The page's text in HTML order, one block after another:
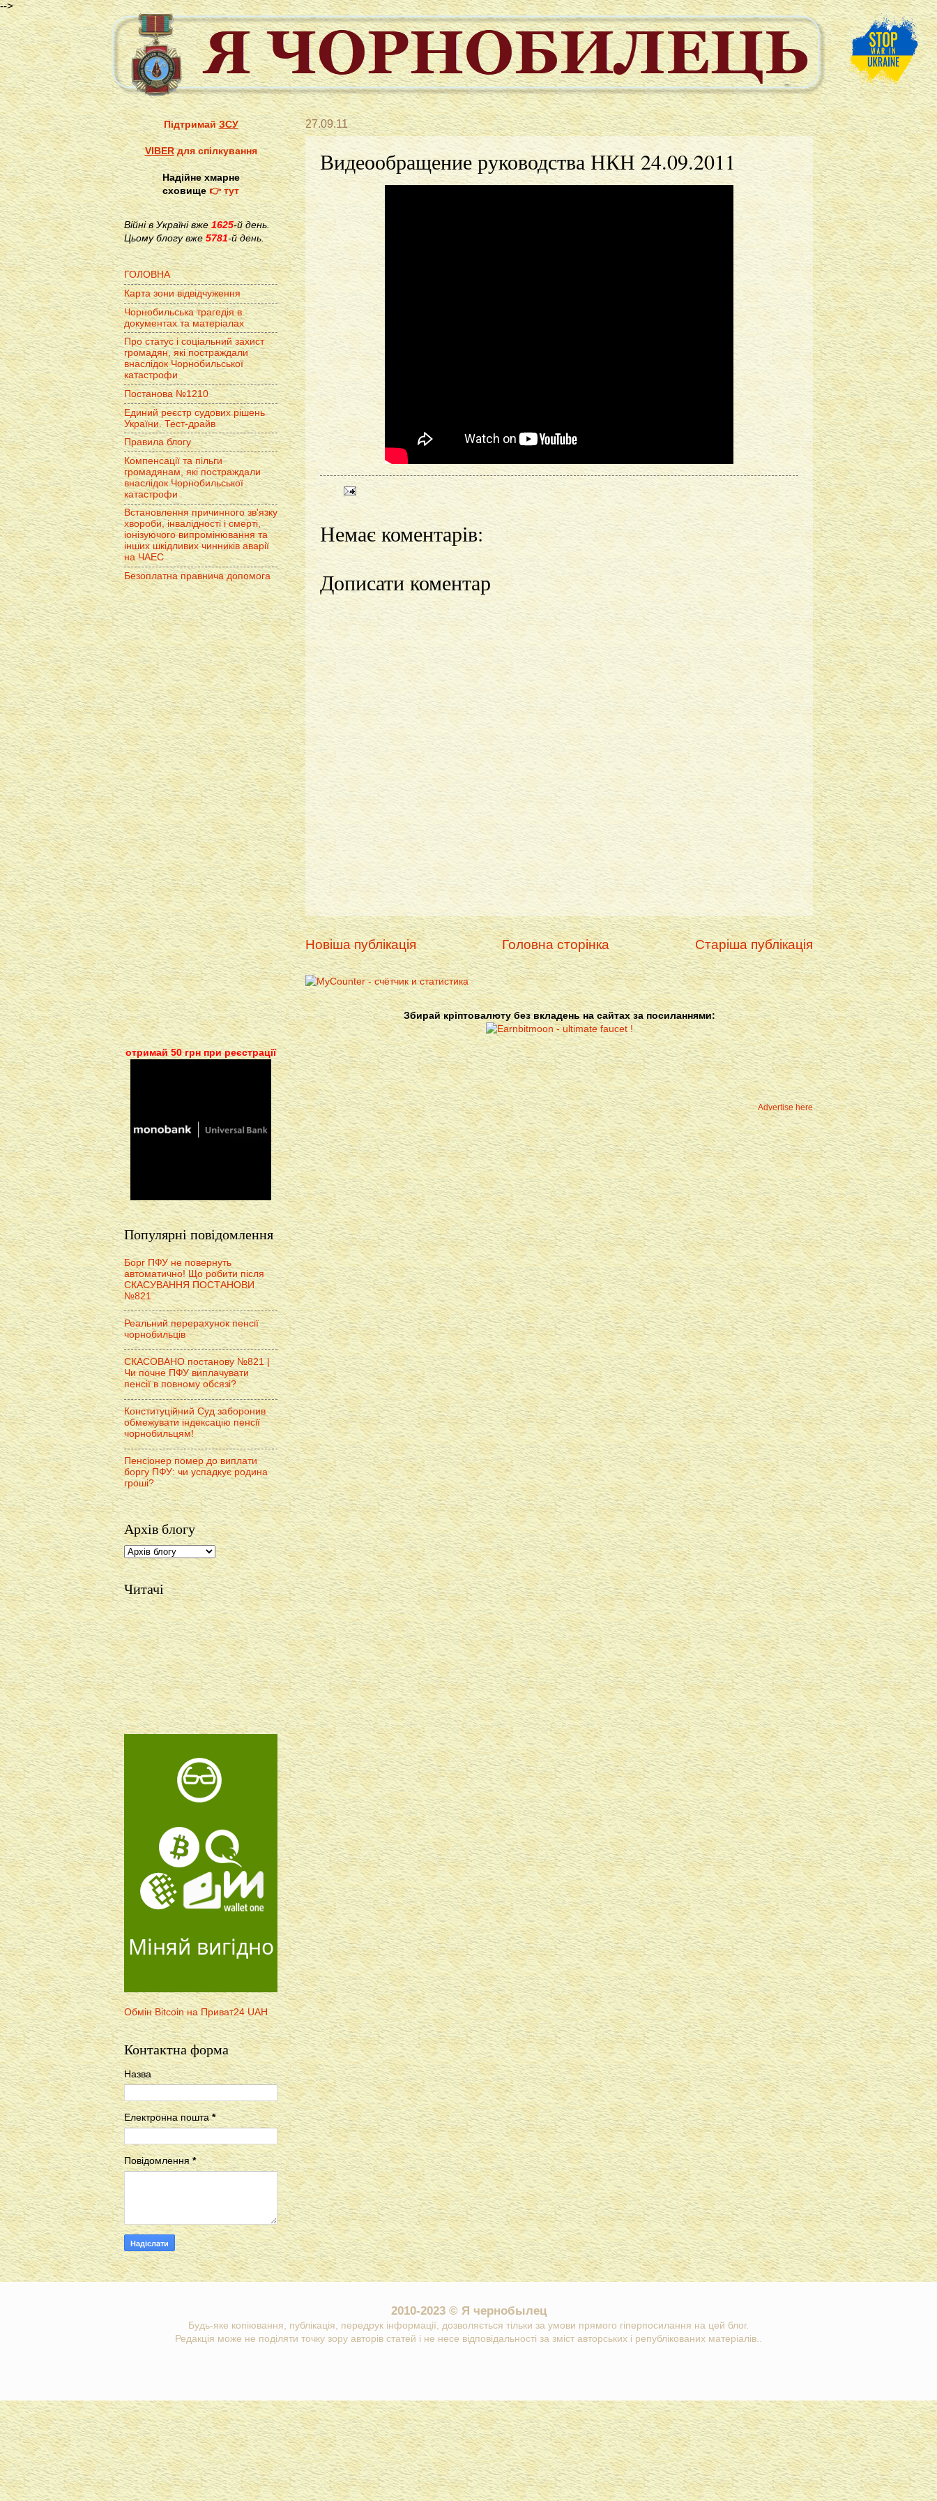
-->
27.09.11
Видеообращение руководства НКН 24.09.2011
Немає коментарів:
Дописати коментар
Новіша публікація Старіша публікація
Головна сторінка
Збирай кріптовалюту без вкладень на сайтах за посиланнями:
Advertise here
ПідтримайЗСУ
VIBERдля спілкування
Надійне хмарне
сховище👉 тут
Війні в Україні вже1625-й день.
Цьому блогу вже 5781-й день.
ГОЛОВНА
Карта зони відвідчуження
Чорнобильська трагедія в
документах та матеріалах
Про статус і соціальний захист
громадян, які постраждали
внаслідок Чорнобильської
катастрофи
Постанова №1210
Единий реєстр судових рішень
України. Тест-драйв
Правила блогу
Компенсації та пільги
громадянам, які постраждали
внаслідок Чорнобильської
катастрофи
Встановлення причинного зв'язку
хвороби, інвалідності і смерті,
іонізуючого випромінювання та
інших шкідливих чинників аварії
на ЧАЕС
Безоплатна правнича допомога
отримай 50 грн при реєстрації
Популярні повідомлення
Борг ПФУ не повернуть
автоматично! Що робити після
СКАСУВАННЯ ПОСТАНОВИ
№821
Реальний перерахунок пенсії
чорнобильців
СКАСОВАНО постанову №821 |
Чи почне ПФУ виплачувати
пенсії в повному обсязі?
Конституційний Суд заборонив
обмежувати індексацію пенсії
чорнобильцям!
Пенсіонер помер до виплати
боргу ПФУ: чи успадкує родина
гроші?
Архів блогу
Читачі
Міняй вигідно
Обмін Bitcoin на Приват24 UAH
Контактна форма
Назва
Електронна пошта*
Повідомлення*
2010-2023 © Я чернобылец
Будь-яке копіювання, публікація, передрук інформації, дозволяється тільки за умови прямого гіперпосилання на цей блог.
Редакція може не поділяти точку зору авторів статей і не несе відповідальності за зміст авторських і републікованих матеріалів..